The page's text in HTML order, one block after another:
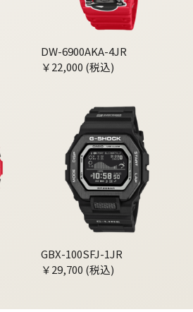
DW-6900AKA-4JR
￥22,000 (税込)
GBX-100SFJ-1JR
￥29,700 (税込)